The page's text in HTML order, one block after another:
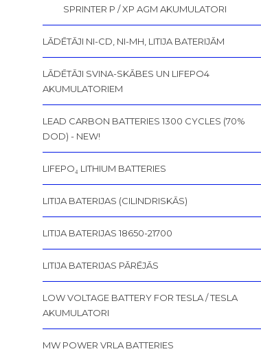
SPRINTER P / XP AGM AKUMULATORI
LĀDĒTĀJI NI-CD, NI-MH, LITIJA BATERIJĀM
LĀDĒTĀJI SVINA-SKĀBES UN LIFEPO4
AKUMULATORIEM
LEAD CARBON BATTERIES 1300 CYCLES (70%
DOD) - NEW!
LIFEPO₄ LITHIUM BATTERIES
LITIJA BATERIJAS (CILINDRISKĀS)
LITIJA BATERIJAS 18650-21700
LITIJA BATERIJAS PĀRĒJĀS
LOW VOLTAGE BATTERY FOR TESLA / TESLA
AKUMULATORI
MW POWER VRLA BATTERIES